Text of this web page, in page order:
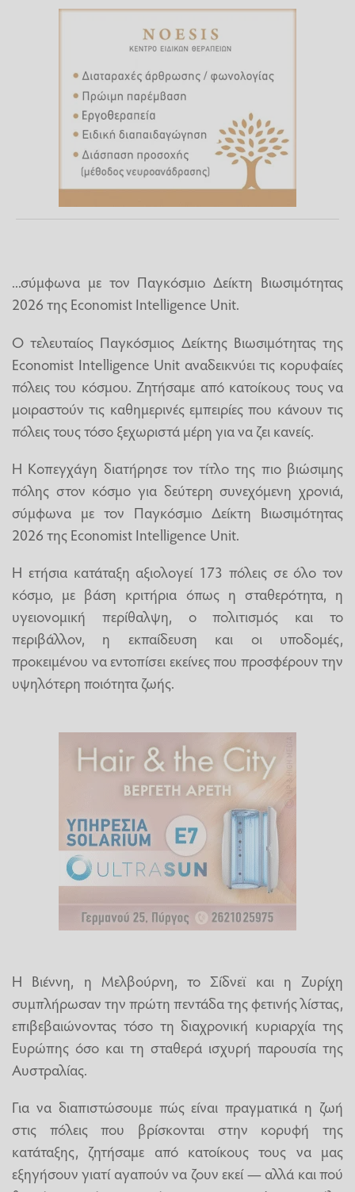
...σύμφωνα με τον Παγκόσμιο Δείκτη Βιωσιμότητας
2026 της Economist Intelligence Unit.
Ο τελευταίος Παγκόσμιος Δείκτης Βιωσιμότητας της
Economist Intelligence Unit αναδεικνύει τις κορυφαίες
πόλεις του κόσμου. Ζητήσαμε από κατοίκους τους να
μοιραστούν τις καθημερινές εμπειρίες που κάνουν τις
πόλεις τους τόσο ξεχωριστά μέρη για να ζει κανείς.
Η Κοπεγχάγη διατήρησε τον τίτλο της πιο βιώσιμης
πόλης στον κόσμο για δεύτερη συνεχόμενη χρονιά,
σύμφωνα με τον Παγκόσμιο Δείκτη Βιωσιμότητας
2026 της Economist Intelligence Unit.
Η ετήσια κατάταξη αξιολογεί 173 πόλεις σε όλο τον
κόσμο, με βάση κριτήρια όπως η σταθερότητα, η
υγειονομική περίθαλψη, ο πολιτισμός και το
περιβάλλον, η εκπαίδευση και οι υποδομές,
προκειμένου να εντοπίσει εκείνες που προσφέρουν την
υψηλότερη ποιότητα ζωής.
Η Βιέννη, η Μελβούρνη, το Σίδνεϊ και η Ζυρίχη
συμπλήρωσαν την πρώτη πεντάδα της φετινής λίστας,
επιβεβαιώνοντας τόσο τη διαχρονική κυριαρχία της
Ευρώπης όσο και τη σταθερά ισχυρή παρουσία της
Αυστραλίας.
Για να διαπιστώσουμε πώς είναι πραγματικά η ζωή
στις πόλεις που βρίσκονται στην κορυφή της
κατάταξης, ζητήσαμε από κατοίκους τους να μας
εξηγήσουν γιατί αγαπούν να ζουν εκεί — αλλά και πού